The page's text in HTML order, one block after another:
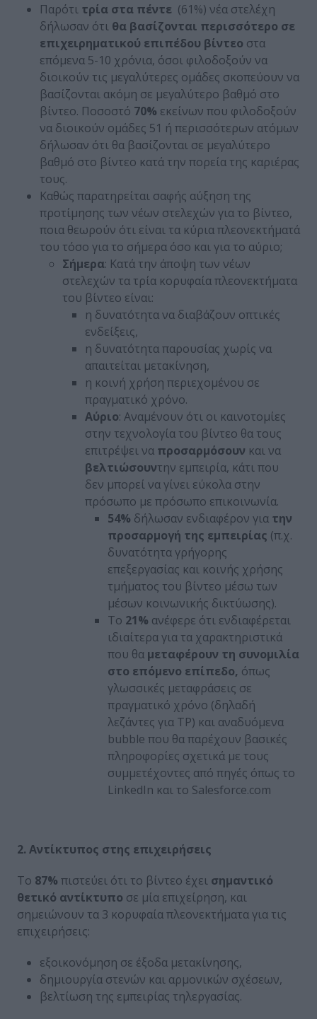
Παρότι τρία στα πέντε (61%) νέα στελέχη
δήλωσαν ότι θα βασίζονται περισσότερο σε
επιχειρηματικού επιπέδου βίντεο στα
επόμενα 5-10 χρόνια, όσοι φιλοδοξούν να
διοικούν τις μεγαλύτερες ομάδες σκοπεύουν να
βασίζονται ακόμη σε μεγαλύτερο βαθμό στο
βίντεο. Ποσοστό 70% εκείνων που φιλοδοξούν
να διοικούν ομάδες 51 ή περισσότερων ατόμων
δήλωσαν ότι θα βασίζονται σε μεγαλύτερο
βαθμό στο βίντεο κατά την πορεία της καριέρας
τους.
Καθώς παρατηρείται σαφής αύξηση της
προτίμησης των νέων στελεχών για το βίντεο,
ποια θεωρούν ότι είναι τα κύρια πλεονεκτήματά
του τόσο για το σήμερα όσο και για το αύριο;
Σήμερα: Κατά την άποψη των νέων
στελεχών τα τρία κορυφαία πλεονεκτήματα
του βίντεο είναι:
η δυνατότητα να διαβάζουν οπτικές
ενδείξεις,
η δυνατότητα παρουσίας χωρίς να
απαιτείται μετακίνηση,
η κοινή χρήση περιεχομένου σε
πραγματικό χρόνο.
Αύριο: Αναμένουν ότι οι καινοτομίες
στην τεχνολογία του βίντεο θα τους
επιτρέψει να προσαρμόσουν και να
βελτιώσουντην εμπειρία, κάτι που
δεν μπορεί να γίνει εύκολα στην
πρόσωπο με πρόσωπο επικοινωνία.
54% δήλωσαν ενδιαφέρον για την
προσαρμογή της εμπειρίας (π.χ.
δυνατότητα γρήγορης
επεξεργασίας και κοινής χρήσης
τμήματος του βίντεο μέσω των
μέσων κοινωνικής δικτύωσης).
Το 21% ανέφερε ότι ενδιαφέρεται
ιδιαίτερα για τα χαρακτηριστικά
που θα μεταφέρουν τη συνομιλία
στο επόμενο επίπεδο, όπως
γλωσσικές μεταφράσεις σε
πραγματικό χρόνο (δηλαδή
λεζάντες για TP) και αναδυόμενα
bubble που θα παρέχουν βασικές
πληροφορίες σχετικά με τους
συμμετέχοντες από πηγές όπως το
LinkedIn και το Salesforce.com
2. Αντίκτυπος στης επιχειρήσεις
Το 87% πιστεύει ότι το βίντεο έχει σημαντικό
θετικό αντίκτυπο σε μία επιχείρηση, και
σημειώνουν τα 3 κορυφαία πλεονεκτήματα για τις
επιχειρήσεις:
εξοικονόμηση σε έξοδα μετακίνησης,
δημιουργία στενών και αρμονικών σχέσεων,
βελτίωση της εμπειρίας τηλεργασίας.